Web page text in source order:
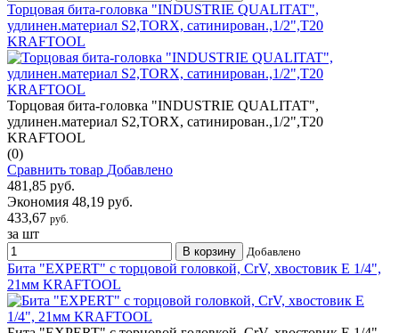
Торцовая бита-головка "INDUSTRIE QUALITAT",
удлинен.материал S2,TORX, сатинирован.,1/2",Т20
KRAFTOOL
Торцовая бита-головка "INDUSTRIE QUALITAT",
удлинен.материал S2,TORX, сатинирован.,1/2",Т20
KRAFTOOL
(0)
Сравнить товар Добавлено
481,85 руб.
Экономия 48,19 руб.
433,67 руб.
за шт
В корзину Добавлено
Бита "EXPERT" с торцовой головкой, CrV, хвостовик E 1/4",
21мм KRAFTOOL